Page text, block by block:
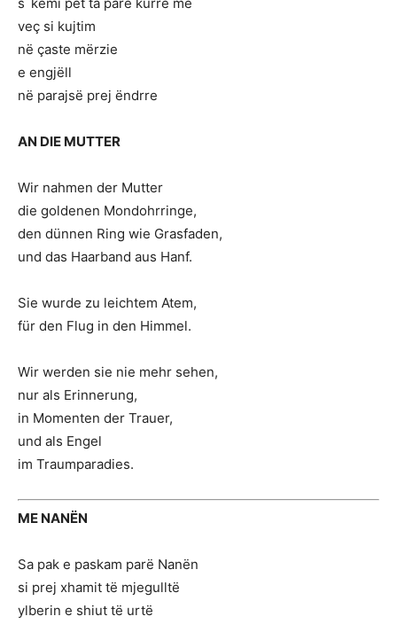
veç si kujtim
në çaste mërzie
e engjëll
në parajsë prej ëndrre
AN DIE MUTTER
Wir nahmen der Mutter
die goldenen Mondohrringe,
den dünnen Ring wie Grasfaden,
und das Haarband aus Hanf.
Sie wurde zu leichtem Atem,
für den Flug in den Himmel.
Wir werden sie nie mehr sehen,
nur als Erinnerung,
in Momenten der Trauer,
und als Engel
im Traumparadies.
ME NANËN
Sa pak e paskam parë Nanën
si prej xhamit të mjegulltë
ylberin e shiut të urtë